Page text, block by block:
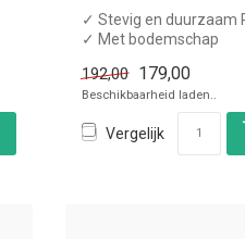
✓ Stevig en duurzaam
✓ Met bodemschap
✓ Verstelbare poten
...
192,00 179,00
Beschikbaarheid laden..
Vergelijk